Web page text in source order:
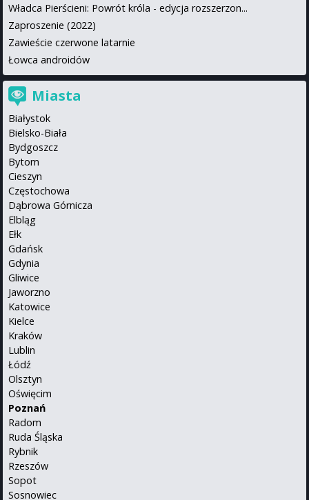
Władca Pierścieni: Powrót króla - edycja rozszerzon...
Zaproszenie (2022)
Zawieście czerwone latarnie
Łowca androidów
Miasta
Białystok
Bielsko-Biała
Bydgoszcz
Bytom
Cieszyn
Częstochowa
Dąbrowa Górnicza
Elbląg
Ełk
Gdańsk
Gdynia
Gliwice
Jaworzno
Katowice
Kielce
Kraków
Lublin
Łódź
Olsztyn
Oświęcim
Poznań
Radom
Ruda Śląska
Rybnik
Rzeszów
Sopot
Sosnowiec